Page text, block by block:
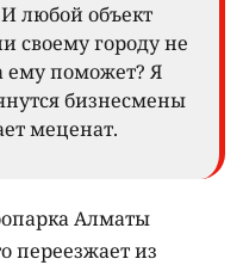
любой объект
своему городу не
ему поможет? Я
бизнесмены
меценат.
Алматы
переезжает из